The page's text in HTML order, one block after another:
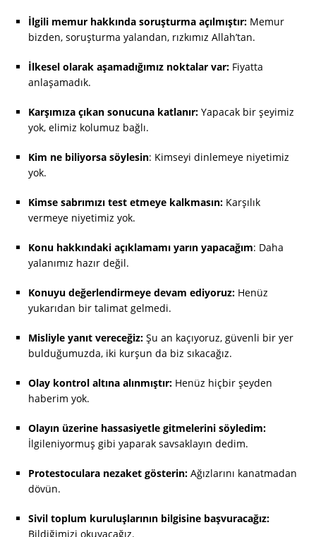
İlgili memur hakkında soruşturma açılmıştır: Memur
bizden, soruşturma yalandan, rızkımız Allah’tan.
İlkesel olarak aşamadığımız noktalar var: Fiyatta
anlaşamadık.
Karşımıza çıkan sonucuna katlanır: Yapacak bir şeyimiz
yok, elimiz kolumuz bağlı.
Kim ne biliyorsa söylesin: Kimseyi dinlemeye niyetimiz
yok.
Kimse sabrımızı test etmeye kalkmasın: Karşılık
vermeye niyetimiz yok.
Konu hakkındaki açıklamamı yarın yapacağım: Daha
yalanımız hazır değil.
Konuyu değerlendirmeye devam ediyoruz: Henüz
yukarıdan bir talimat gelmedi.
Misliyle yanıt vereceğiz: Şu an kaçıyoruz, güvenli bir yer
bulduğumuzda, iki kurşun da biz sıkacağız.
Olay kontrol altına alınmıştır: Henüz hiçbir şeyden
haberim yok.
Olayın üzerine hassasiyetle gitmelerini söyledim:
İlgileniyormuş gibi yaparak savsaklayın dedim.
Protestoculara nezaket gösterin: Ağızlarını kanatmadan
dövün.
Sivil toplum kuruluşlarının bilgisine başvuracağız:
Bildiğimizi okuyacağız.